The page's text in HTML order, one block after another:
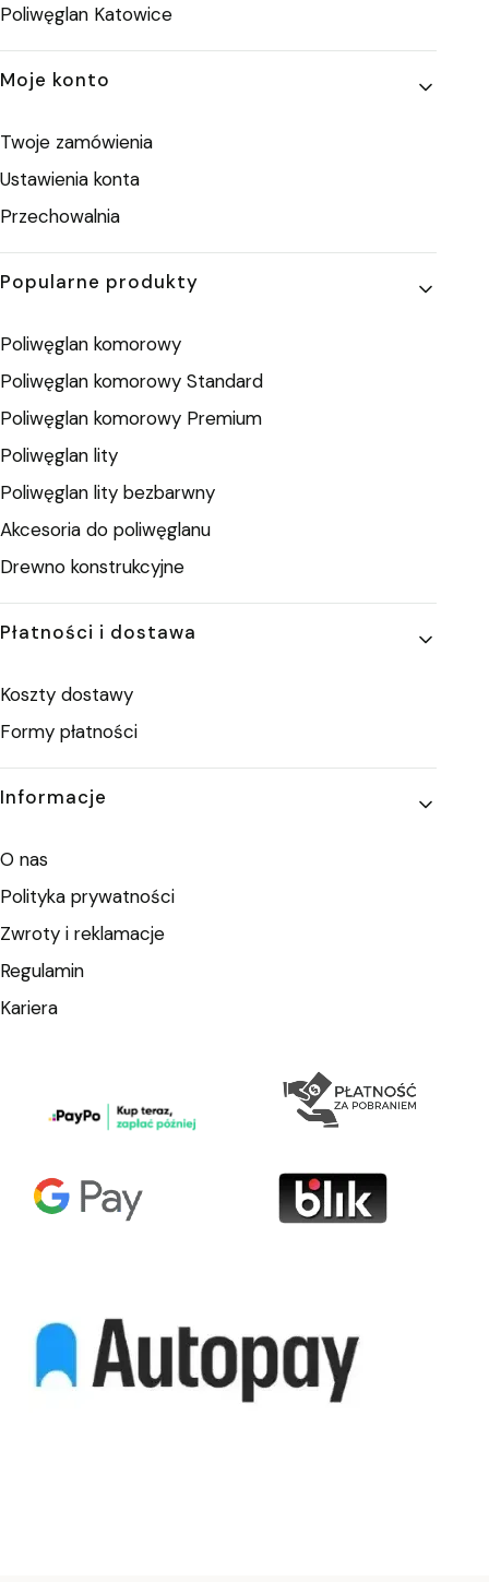
Poliwęglan Katowice
Moje konto
Twoje zamówienia
Ustawienia konta
Przechowalnia
Popularne produkty
Poliwęglan komorowy
Poliwęglan komorowy Standard
Poliwęglan komorowy Premium
Poliwęglan lity
Poliwęglan lity bezbarwny
Akcesoria do poliwęglanu
Drewno konstrukcyjne
Płatności i dostawa
Koszty dostawy
Formy płatności
Informacje
O nas
Polityka prywatności
Zwroty i reklamacje
Regulamin
Kariera